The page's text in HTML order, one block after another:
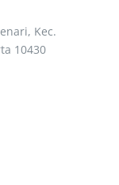
Kec.
10430